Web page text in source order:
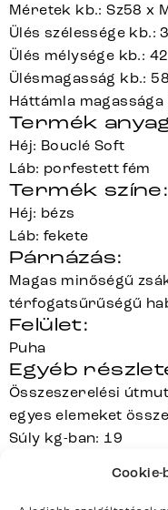
Cookie-
Méretek kb.: Sz58 x
Ülés szélessége kb.:
Ülés mélysége kb.:
Ülésmagasság kb.:
Háttámla magassága
Termék
Héj: Bouclé Soft
Láb: porfestett fém
Termék színe:
Héj: bézs
Láb: fekete
Párnázás:
Magas minőségű
térfogatsűrűségű
Felület:
Puha
Egyéb
Összeszerelési
egyes elemeket
Súly kg-ban: 19
A gyártási tétel